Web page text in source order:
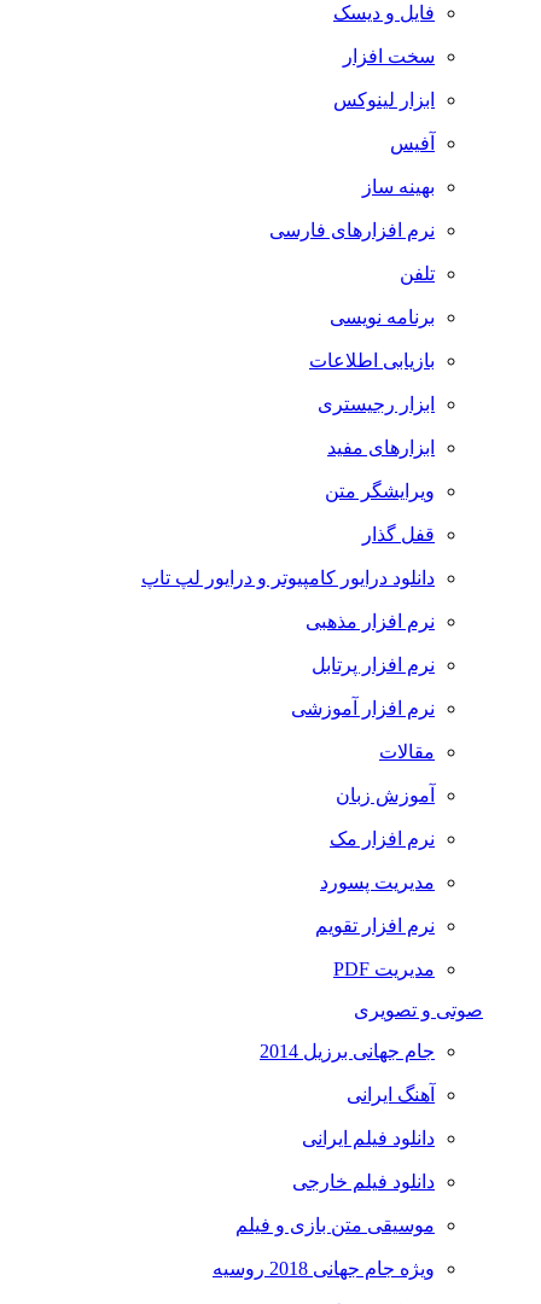
فایل و دیسک
سخت افزار
ابزار لینوکس
آفیس
بهینه ساز
نرم افزارهای فارسی
تلفن
برنامه نویسی
بازیابی اطلاعات
ابزار رجیستری
ابزارهای مفید
ویرایشگر متن
قفل گذار
دانلود درایور کامپیوتر و درایور لپ تاپ
نرم افزار مذهبی
نرم افزار پرتابل
نرم افزار آموزشی
مقالات
آموزش زبان
نرم افزار مک
مدیریت پسورد
نرم افزار تقویم
مدیریت PDF
صوتی و تصویری
جام جهانی برزیل 2014
آهنگ ایرانی
دانلود فیلم ایرانی
دانلود فیلم خارجی
موسیقی متن بازی و فیلم
ویژه جام جهانی 2018 روسیه